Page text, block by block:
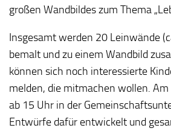
großen Wandbildes zum Thema
Insgesamt werden 20 Leinwände
bemalt und zu einem Wandbild
können sich noch interessierte
melden, die mitmachen wollen.
ab 15 Uhr in der
Entwürfe dafür entwickelt und